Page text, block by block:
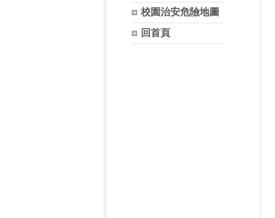
校園治安危險地圖
回首頁